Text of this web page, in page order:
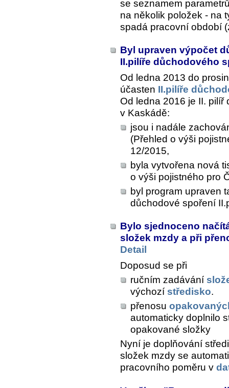
se seznamem
na několik položek - na
spadá pracovní období
Byl upraven výpočet
II.pilíře důchodového
Od ledna 2013 do
účasten II.pilíře
Od ledna 2016 je II.
v Kaskádě:
jsou i nadále
(Přehled o výši
12/2015,
byla vytvořena nová
o výši pojistného pro
byl program upraven
důchodové spoření
Bylo sjednoceno
složek mzdy a při
Detail
Doposud se při
ručním zadávání
výchozí středisko.
přenosu
automaticky doplnilo
opakované složky
Nyní je doplňování
složek mzdy se
pracovního poměru v